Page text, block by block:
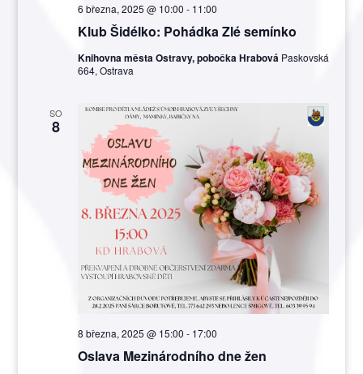
Klub Šidélko: Pohádka Zlé semínko
6 března, 2025 @ 10:00 - 11:00
Knihovna města Ostravy, pobočka Hrabová Paskovská
664, Ostrava
SO
8
Oslava Mezinárodního dne žen
8 března, 2025 @ 15:00 - 17:00